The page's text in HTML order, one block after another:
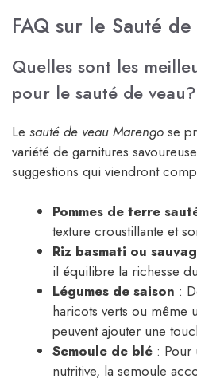
FAQ sur le Sauté
Quelles sont les
pour le sauté de veau?
Le sauté de veau Marengo se
variété de garnitures
suggestions qui viendront
Pommes de terre
texture croustillante et
Riz basmati ou
il équilibre la richesse
Légumes de saison :
haricots verts ou même
peuvent ajouter une
Semoule de blé : Pour
nutritive, la semoule